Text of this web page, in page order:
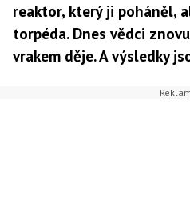
reaktor, který ji poháněl,
torpéda. Dnes vědci
vrakem děje. A výsledky